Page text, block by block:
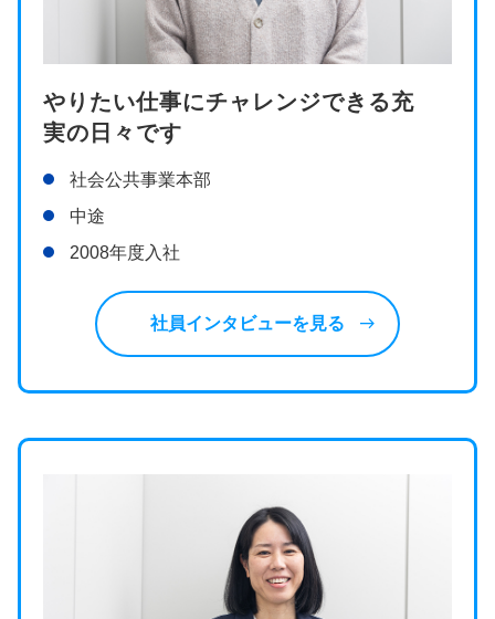
やりたい仕事にチャレンジできる充
実の日々です
社会公共事業本部
中途
2008年度入社
社員インタビューを見る east